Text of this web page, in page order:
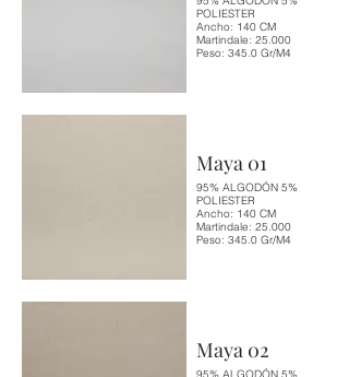
POLIESTER
Ancho: 140 CM
Martindale: 25.000
Peso: 345.0 Gr/M4
Maya 01
95% ALGODÓN 5%
POLIESTER
Ancho: 140 CM
Martindale: 25.000
Peso: 345.0 Gr/M4
Maya 02